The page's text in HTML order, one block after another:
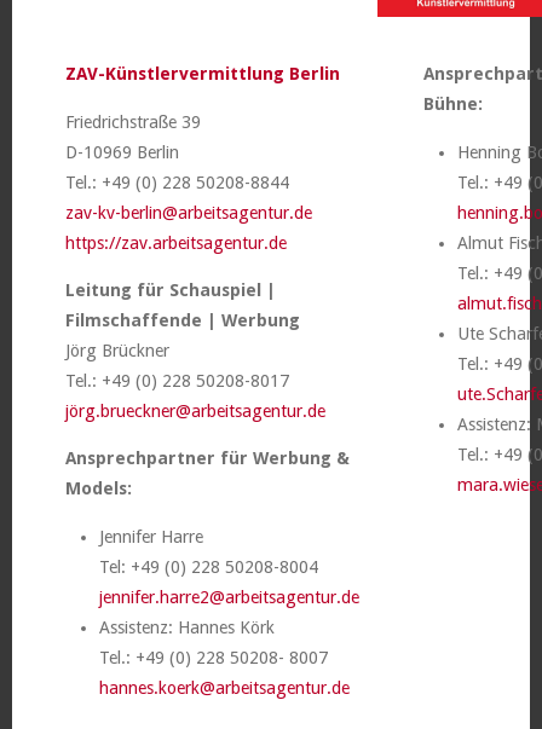
ZAV-Künstlervermittlung Berlin
Friedrichstraße 39
D-10969 Berlin
Tel.: +49 (0) 228 50208-8844
zav-kv-berlin@arbeitsagentur.de
https://zav.arbeitsagentur.de
Leitung für Schauspiel |
Filmschaffende | Werbung
Jörg Brückner
Tel.: +49 (0) 228 50208-8017
jörg.brueckner@arbeitsagentur.de
Ansprechpartner für Werbung &
Models:
Jennifer Harre
Tel: +49 (0) 228 50208-8004
jennifer.harre2@arbeitsagentur.de
Assistenz: Hannes Körk
Tel.: +49 (0) 228 50208- 8007
hannes.koerk@arbeitsagentur.de
Bühne:
Henning
Tel.: +49
Almut
Tel.: +49
Ute
Tel.: +49
Assistenz:
Tel.: +49